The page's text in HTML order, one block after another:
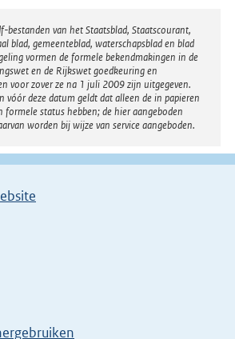
bestanden van het Staatsblad, Staatscourant,
blad, gemeenteblad, waterschapsblad en blad
vormen de formele bekendmakingen in de
en de Rijkswet goedkeuring en
voor zover ze na 1 juli 2009 zijn uitgegeven.
vóór deze datum geldt dat alleen de in papieren
formele status hebben; de hier aangeboden
worden bij wijze van service aangeboden.